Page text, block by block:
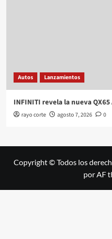
Autos Lanzamientos
INFINITI revela la nueva
rayo corte agosto 7, 2026 0
Copyright © Todos los
por AF